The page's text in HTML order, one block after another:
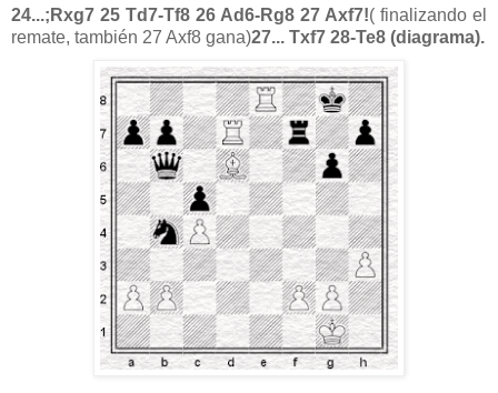
24...;Rxg7 25 Td7-Tf8 26 Ad6-Rg8 27 Axf7!( finalizando el
remate, también 27 Axf8 gana)27... Txf7 28-Te8 (diagrama).